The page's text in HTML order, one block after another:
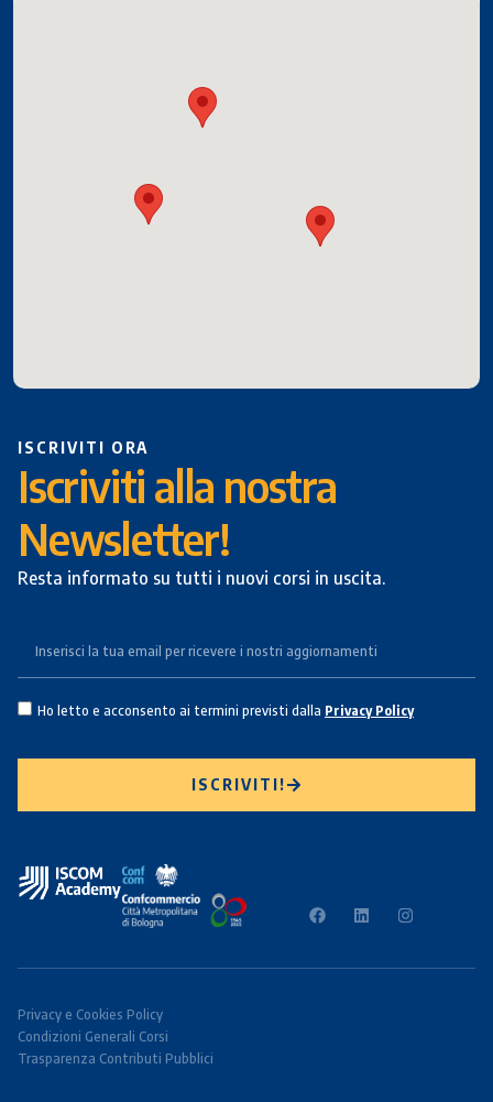
ISCRIVITI ORA
Iscriviti alla nostra
Newsletter!
Resta informato su tutti i nuovi corsi in uscita.
Ho letto e acconsento ai termini previsti dalla Privacy Policy
ISCRIVITI!
Privacy e Cookies Policy
Condizioni Generali Corsi
Trasparenza Contributi Pubblici